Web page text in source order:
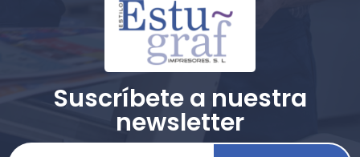
Suscríbete a nuestra
newsletter